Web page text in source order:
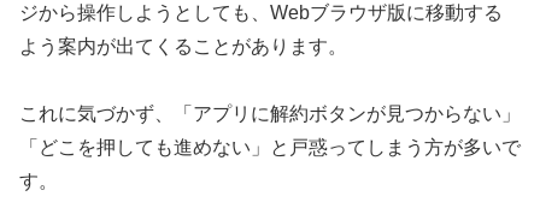
ジから操作しようとしても、Webブラウザ版に移動する
よう案内が出てくることがあります。
これに気づかず、「アプリに解約ボタンが見つからない」
「どこを押しても進めない」と戸惑ってしまう方が多いで
す。